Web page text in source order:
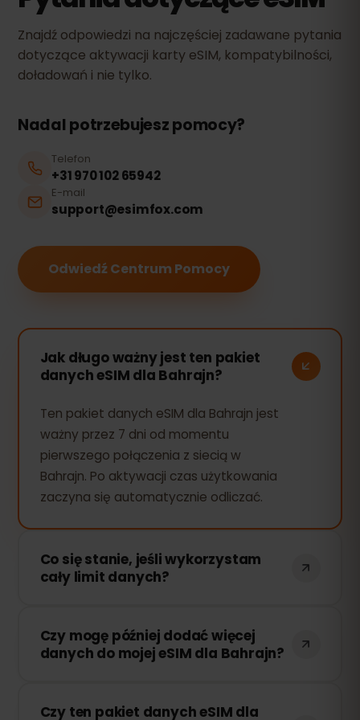
Znajdź odpowiedzi na najczęściej zadawane pytania
dotyczące aktywacji karty eSIM, kompatybilności,
doładowań i nie tylko.
Nadal potrzebujesz pomocy?
Telefon
+31 970 102 65942
E-mail
support@esimfox.com
Odwiedź Centrum Pomocy
Jak długo ważny jest ten pakiet
danych eSIM dla Bahrajn?
Ten pakiet danych eSIM dla Bahrajn jest
ważny przez 7 dni od momentu
pierwszego połączenia z siecią w
Bahrajn. Po aktywacji czas użytkowania
zaczyna się automatycznie odliczać.
Co się stanie, jeśli wykorzystam
cały limit danych?
połączenie zostanie przerwane. Możesz
łatwo doładować swoją eSIM przez
Czy mogę później dodać więcej
danych do mojej eSIM dla Bahrajn?
dowolnym momencie bez konieczności
Czy ten pakiet danych eSIM dla